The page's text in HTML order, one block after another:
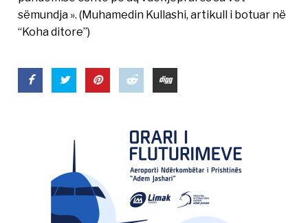
sëmundja ». (Muhamedin Kullashi, artikull i botuar në
“Koha ditore”)